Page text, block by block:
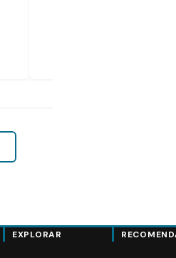
EXPLORAR